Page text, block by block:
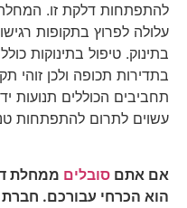
להתפתחות דלקת זו.
עלולה לפרוץ בתקופות
בתינוק. טיפול בתינוקות
בתדירות תכופה ולכן זוהי
תחביבים הכוללים תנועות
עשוים לתרום להתפתחות
אם אתם סובלים ממחלת
הוא הכרחי עבורכם.